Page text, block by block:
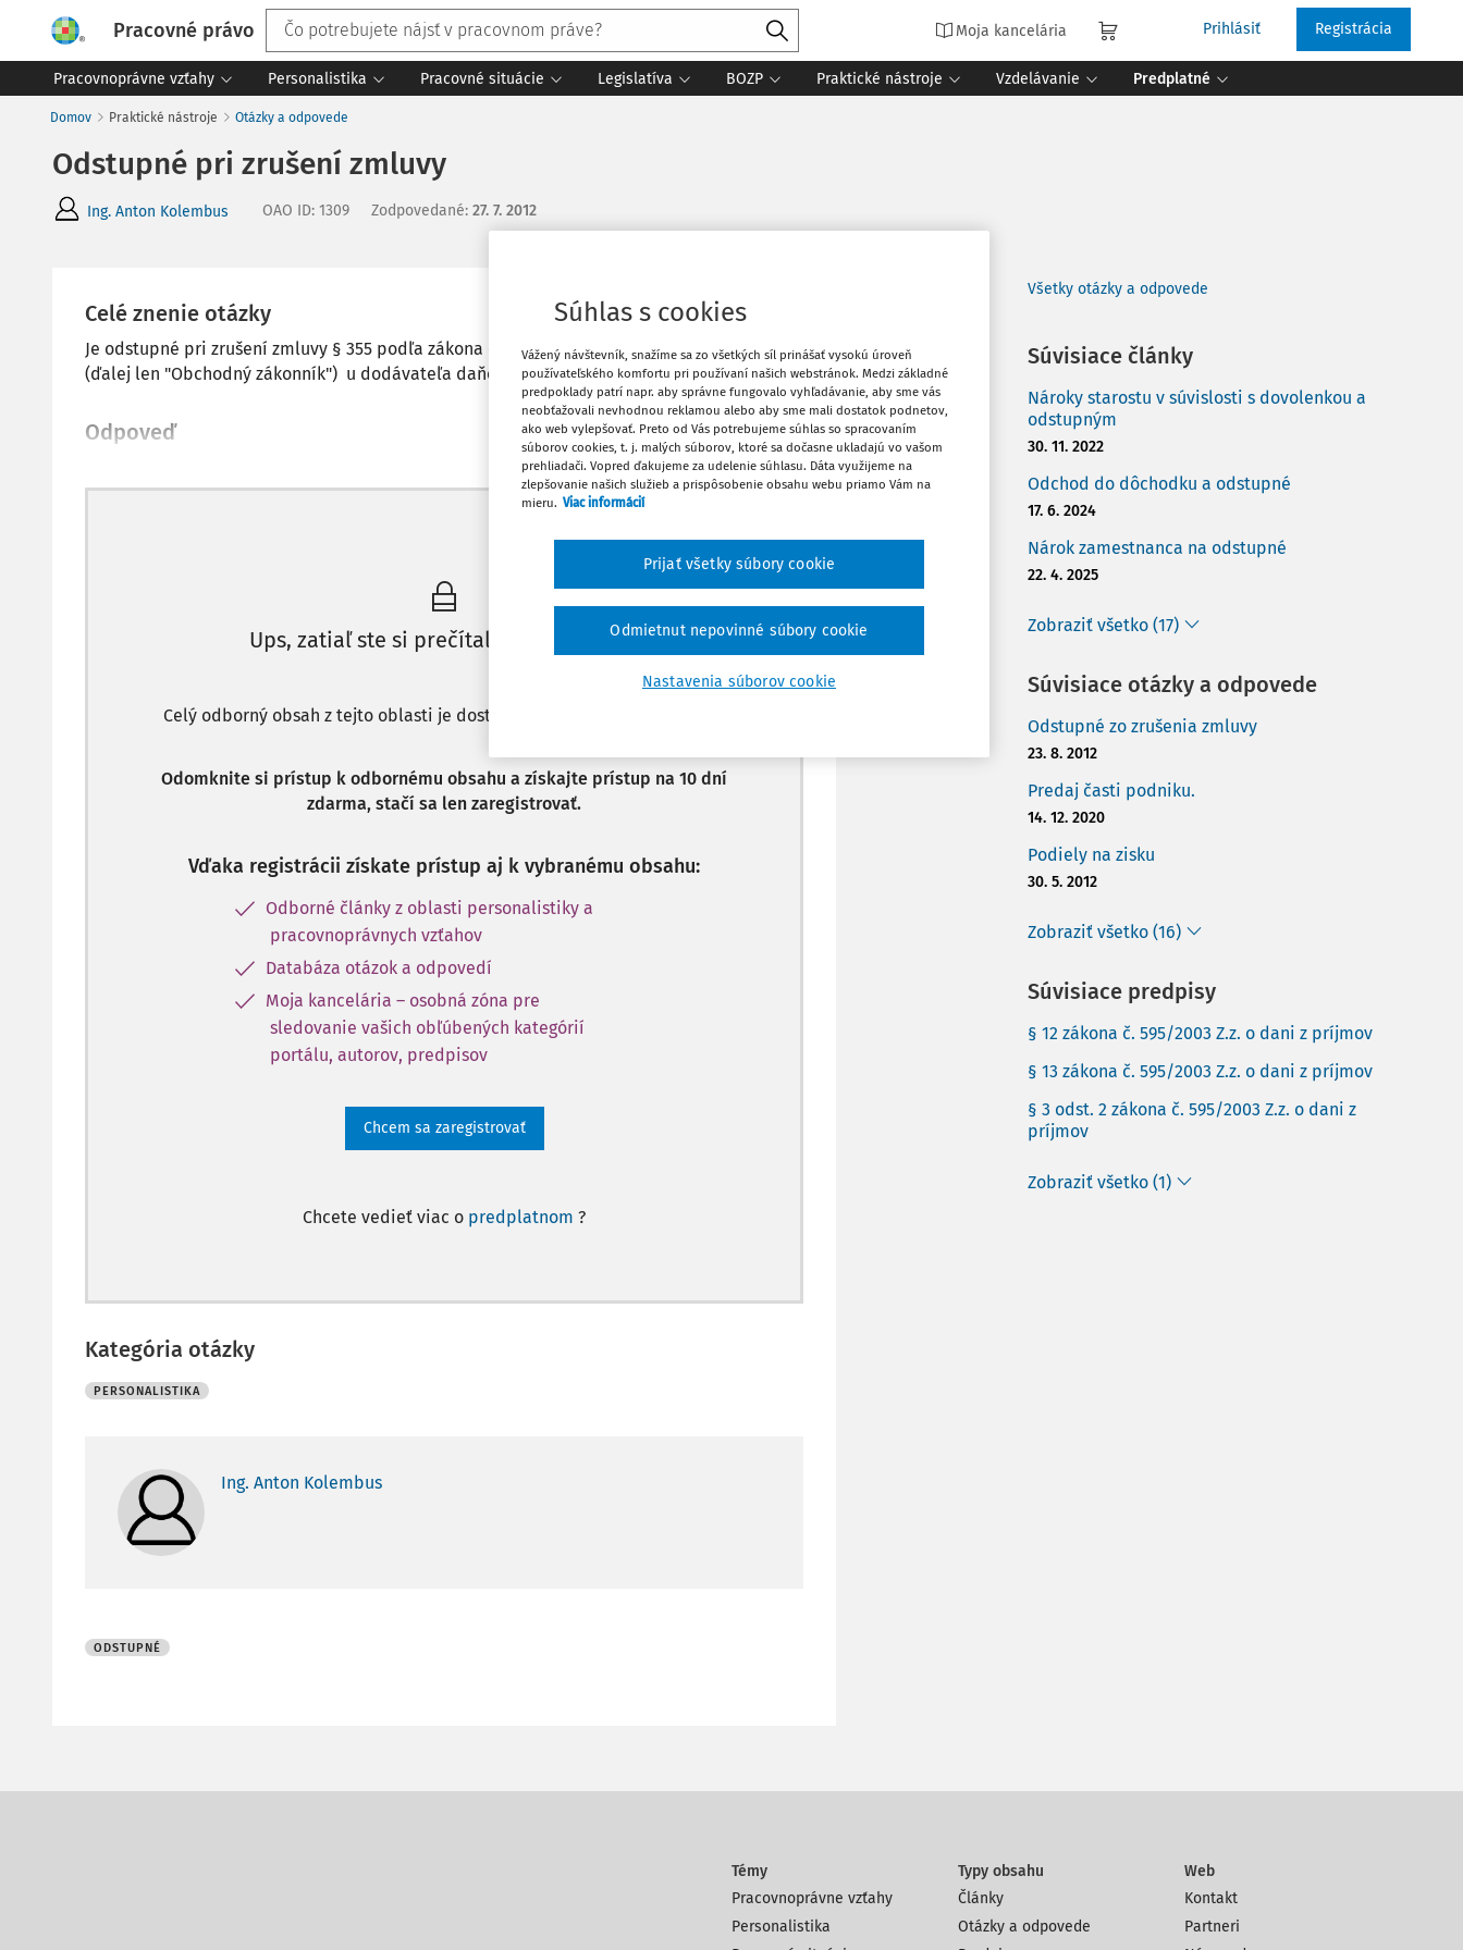
Pracovné právo Moja kancelária Prihlásiť Registrácia
Pracovnoprávne vzťahy Personalistika Pracovné situácie Legislatíva BOZP Praktické nástroje Vzdelávanie Predplatné
Domov Praktické nástroje Otázky a odpovede
Odstupné pri zrušení zmluvy
Ing. Anton Kolembus OAO ID: 1309 Zodpovedané: 27. 7. 2012
Celé znenie otázky
Je odstupné pri zrušení zmluvy § 355 podľa zákona č. 513/1991 Obchodný zákonník v z. n. p.
(ďalej len "Obchodný zákonník") u dodávateľa daňovo uznaným výnosom?
Odpoveď
Máte predplatné?
Ups, zatiaľ ste si prečítali len začiatok...
Celý odborný obsah z tejto oblasti je dostupný predplatiteľom portálu.
Odomknite si prístup k odbornému obsahu a získajte prístup na 10 dní
zdarma, stačí sa len zaregistrovať.
Vďaka registrácii získate prístup aj k vybranému obsahu:
Odborné články z oblasti personalistiky a
pracovnoprávnych vzťahov
Databáza otázok a odpovedí
Moja kancelária – osobná zóna pre
sledovanie vašich obľúbených kategórií
portálu, autorov, predpisov
Chcem sa zaregistrovať
Chcete vedieť viac o predplatnom ?
Kategória otázky
PERSONALISTIKA
Ing. Anton Kolembus
ODSTUPNÉ
Obľúbené
Zdieľať
Všetky otázky a odpovede
Súvisiace články
Nároky starostu v súvislosti s dovolenkou a
odstupným
30. 11. 2022
Odchod do dôchodku a odstupné
17. 6. 2024
Nárok zamestnanca na odstupné
22. 4. 2025
Zobraziť všetko (17)
Súvisiace otázky a odpovede
Odstupné zo zrušenia zmluvy
23. 8. 2012
Predaj časti podniku.
14. 12. 2020
Podiely na zisku
30. 5. 2012
Zobraziť všetko (16)
Súvisiace predpisy
§ 12 zákona č. 595/2003 Z.z. o dani z príjmov
§ 13 zákona č. 595/2003 Z.z. o dani z príjmov
§ 3 odst. 2 zákona č. 595/2003 Z.z. o dani z
príjmov
Zobraziť všetko (1)
Témy
Pracovnoprávne vzťahy
Personalistika
Typy obsahu
Články
Otázky a odpovede
Web
Kontakt
Partneri
Súhlas s cookies
Vážený návštevník, snažíme sa zo všetkých síl prinášať vysokú úroveň
používateľského komfortu pri používaní našich webstránok. Medzi základné
predpoklady patrí napr. aby správne fungovalo vyhľadávanie, aby sme vás
neobťažovali nevhodnou reklamou alebo aby sme mali dostatok podnetov,
ako web vylepšovať. Preto od Vás potrebujeme súhlas so spracovaním
súborov cookies, t. j. malých súborov, ktoré sa dočasne ukladajú vo vašom
prehliadači. Vopred ďakujeme za udelenie súhlasu. Dáta využijeme na
zlepšovanie našich služieb a prispôsobenie obsahu webu priamo Vám na
mieru. Viac informácií
Nastavenia súborov cookie
Odmietnut nepovinné súbory cookie
Prijať všetky súbory cookie